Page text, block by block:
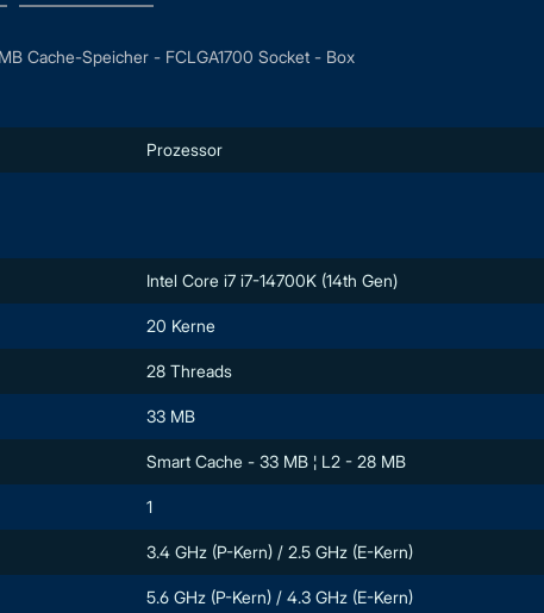
Cache-Speicher - FCLGA1700 Socket - Box
Prozessor
Intel Core i7 i7-14700K (14th Gen)
20 Kerne
28 Threads
33 MB
Smart Cache - 33 MB ¦ L2 - 28 MB
1
3.4 GHz (P-Kern) / 2.5 GHz (E-Kern)
5.6 GHz (P-Kern) / 4.3 GHz (E-Kern)